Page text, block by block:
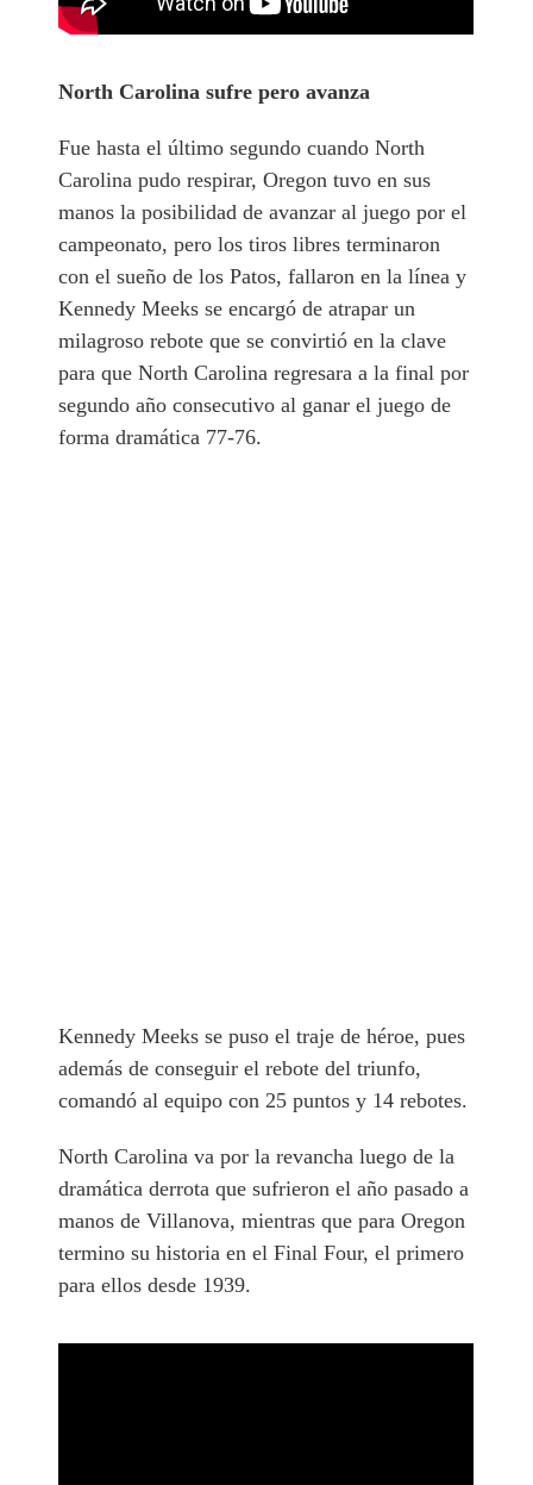
North Carolina sufre pero avanza
Fue hasta el último segundo cuando North
Carolina pudo respirar, Oregon tuvo en sus
manos la posibilidad de avanzar al juego por el
campeonato, pero los tiros libres terminaron
con el sueño de los Patos, fallaron en la línea y
Kennedy Meeks se encargó de atrapar un
milagroso rebote que se convirtió en la clave
para que North Carolina regresara a la final por
segundo año consecutivo al ganar el juego de
forma dramática 77-76.
Kennedy Meeks se puso el traje de héroe, pues
además de conseguir el rebote del triunfo,
comandó al equipo con 25 puntos y 14 rebotes.
North Carolina va por la revancha luego de la
dramática derrota que sufrieron el año pasado a
manos de Villanova, mientras que para Oregon
termino su historia en el Final Four, el primero
para ellos desde 1939.